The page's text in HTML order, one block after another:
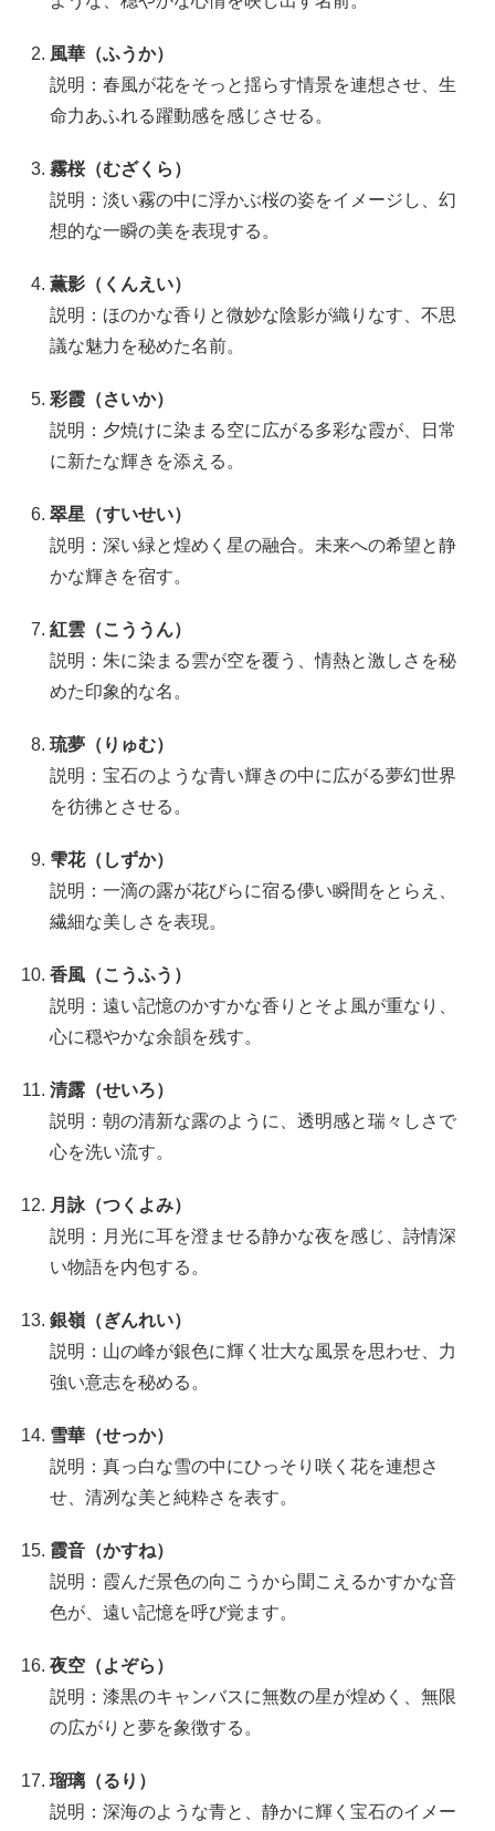
風華（ふうか）
説明：春風が花をそっと揺らす情景を連想させ、生
命力あふれる躍動感を感じさせる。
霧桜（むざくら）
説明：淡い霧の中に浮かぶ桜の姿をイメージし、幻
想的な一瞬の美を表現する。
薫影（くんえい）
説明：ほのかな香りと微妙な陰影が織りなす、不思
議な魅力を秘めた名前。
彩霞（さいか）
説明：夕焼けに染まる空に広がる多彩な霞が、日常
に新たな輝きを添える。
翠星（すいせい）
説明：深い緑と煌めく星の融合。未来への希望と静
かな輝きを宿す。
紅雲（こううん）
説明：朱に染まる雲が空を覆う、情熱と激しさを秘
めた印象的な名。
琉夢（りゅむ）
説明：宝石のような青い輝きの中に広がる夢幻世界
を彷彿とさせる。
雫花（しずか）
説明：一滴の露が花びらに宿る儚い瞬間をとらえ、
繊細な美しさを表現。
香風（こうふう）
説明：遠い記憶のかすかな香りとそよ風が重なり、
心に穏やかな余韻を残す。
清露（せいろ）
説明：朝の清新な露のように、透明感と瑞々しさで
心を洗い流す。
月詠（つくよみ）
説明：月光に耳を澄ませる静かな夜を感じ、詩情深
い物語を内包する。
銀嶺（ぎんれい）
説明：山の峰が銀色に輝く壮大な風景を思わせ、力
強い意志を秘める。
雪華（せっか）
説明：真っ白な雪の中にひっそり咲く花を連想さ
せ、清冽な美と純粋さを表す。
霞音（かすね）
説明：霞んだ景色の向こうから聞こえるかすかな音
色が、遠い記憶を呼び覚ます。
夜空（よぞら）
説明：漆黒のキャンバスに無数の星が煌めく、無限
の広がりと夢を象徴する。
瑠璃（るり）
説明：深海のような青と、静かに輝く宝石のイメー